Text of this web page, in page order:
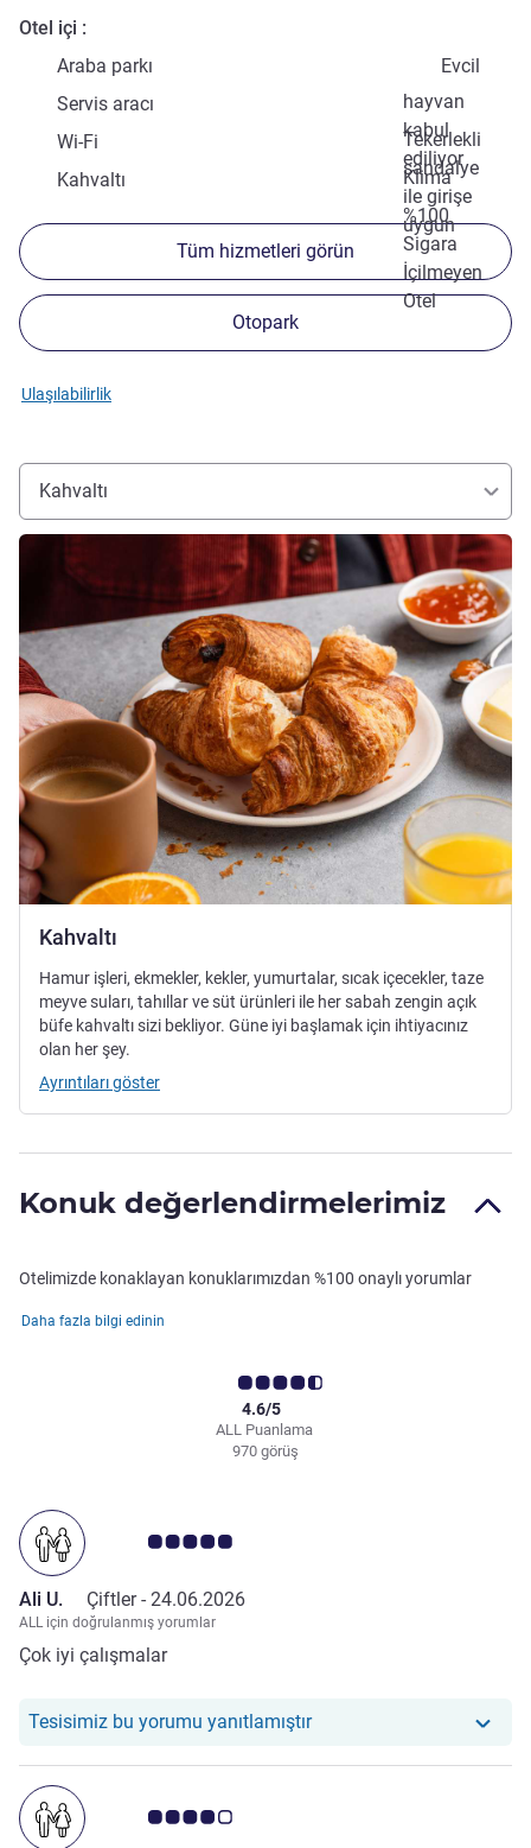
Otel içi
Araba parkı
Evcil
hayvan
kabul
ediliyor
Servis aracı
Tekerlekli
sandalye
ile girişe
uygun
Wi-Fi
Klima
Kahvaltı
%100
Sigara
İçilmeyen
Otel
Tüm hizmetleri görün
Otopark
Ulaşılabilirlik
Kahvaltı
Kahvaltı
Ayrıntıları göster
Hamur işleri, ekmekler, kekler, yumurtalar, sıcak içecekler, taze
meyve suları, tahıllar ve süt ürünleri ile her sabah zengin açık
büfe kahvaltı sizi bekliyor. Güne iyi başlamak için ihtiyacınız
olan her şey.
Ayrıntıları göster
Konuk değerlendirmelerimiz
Otelimizde konaklayan konuklarımızdan %100 onaylı yorumlar
Daha fazla bilgi edinin
ALL Puanlama
4.6/5
970 görüş
Avis müşterileri puanı 5.0/5
Ali U. Çiftler - 24.06.2026
ALL için doğrulanmış yorumlar
Çok iyi çalışmalar
Tesisimiz bu yorumu yanıtlamıştırOtelimiz şu yoruma yanıt
Avis müşterileri puanı 4.0/5